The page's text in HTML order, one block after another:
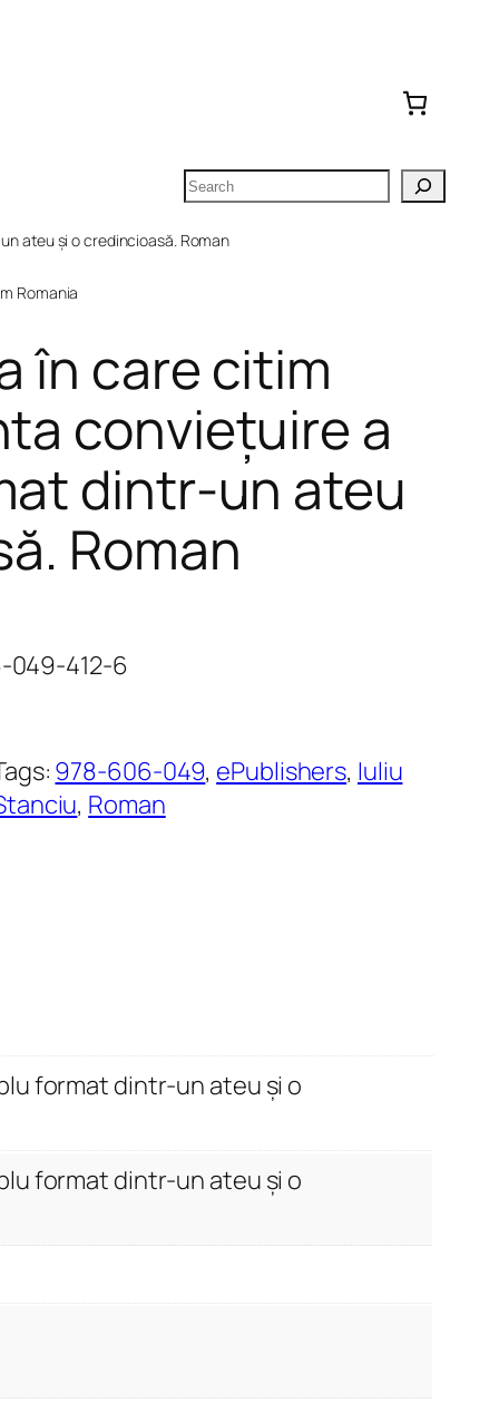
Search
ateu și o credincioasă. Roman
Romania
în care citim
conviețuire a
dintr-un ateu
Roman
049-412-6
978-606-049, ePublishers, Iuliu
, Roman
format dintr-un ateu și o
format dintr-un ateu și o